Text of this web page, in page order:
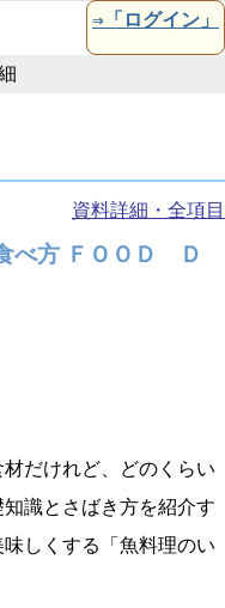
⇒「ログイン」
資料詳細・全項目
べ方 ＦＯＯＤ Ｄ
だけれど、どのくらい
識とさばき方を紹介す
しくする「魚料理のい